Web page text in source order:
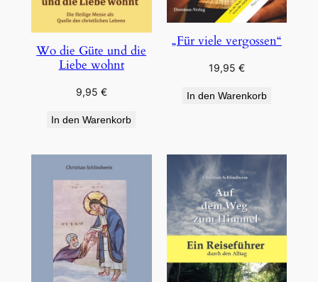
Wo die Güte und die
Liebe wohnt
9,95 €
In den Warenkorb
„Für viele vergossen“
19,95 €
In den Warenkorb